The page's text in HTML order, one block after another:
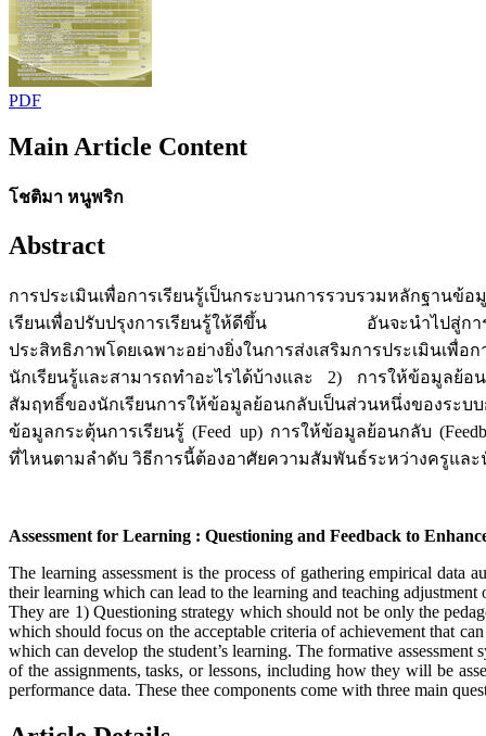
PDF
Main Article Content
โชติมา หนูพริก
Abstract
การประเมินเพื่อการเรียนรู้เป็นกระบวนการรวบรวมหลักฐาน
เรียนเพื่อปรับปรุงการเรียนรู้ให้ดีขึ้น อันจะนำไปสู่การปรับ
ประสิทธิภาพโดยเฉพาะอย่างยิ่งในการส่งเสริมการประเมินเ
นักเรียนรู้และสามารถทำอะไรได้บ้างและ 2) การให้ข้อมูลย้
สัมฤทธิ์ของนักเรียนการให้ข้อมูลย้อนกลับเป็นส่วนหนึ่งของระบ
ข้อมูลกระตุ้นการเรียนรู้ (Feed up) การให้ข้อมูลย้อนกลับ
ที่ไหนตามลำดับ วิธีการนี้ต้องอาศัยความสัมพันธ์ระหว่างครูและ
Assessment for Learning : Questioning and Feedback to
The learning assessment is the process of gathering empirical data
their learning which can lead to the learning and teaching
They are 1) Questioning strategy which should not be only the
which should focus on the acceptable criteria of achievement that
which can develop the student’s learning. The formative
of the assignments, tasks, or lessons, including how they will be
performance data. These thee components come with three main